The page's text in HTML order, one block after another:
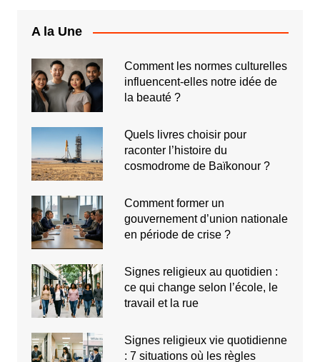
A la Une
Comment les normes culturelles
influencent-elles notre idée de
la beauté ?
Quels livres choisir pour
raconter l’histoire du
cosmodrome de Baïkonour ?
Comment former un
gouvernement d’union nationale
en période de crise ?
Signes religieux au quotidien :
ce qui change selon l’école, le
travail et la rue
Signes religieux vie quotidienne
: 7 situations où les règles